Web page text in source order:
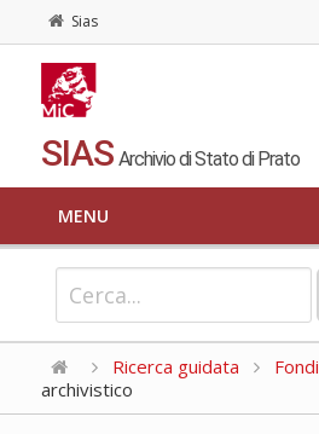
Sias
SIAS Archivio di Stato di Prato
MENU
Ricerca guidata Fondi
archivistico